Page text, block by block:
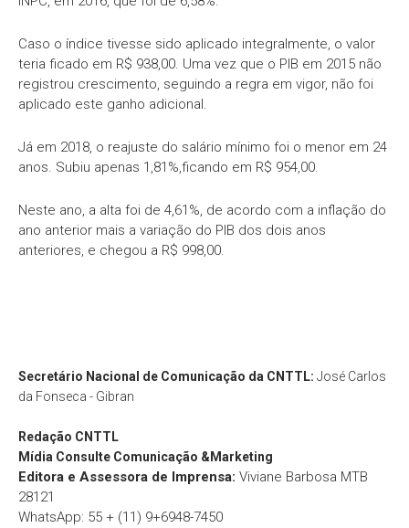
Caso o índice tivesse sido aplicado integralmente, o valor
teria ficado em R$ 938,00. Uma vez que o PIB em 2015 não
registrou crescimento, seguindo a regra em vigor, não foi
aplicado este ganho adicional.
Já em 2018, o reajuste do salário mínimo foi o menor em 24
anos. Subiu apenas 1,81%,ficando em R$ 954,00.
Neste ano, a alta foi de 4,61%, de acordo com a inflação do
ano anterior mais a variação do PIB dos dois anos
anteriores, e chegou a R$ 998,00.
Secretário Nacional de Comunicação da CNTTL: José Carlos
da Fonseca - Gibran
Redação CNTTL
Mídia Consulte Comunicação &Marketing
Editora e Assessora de Imprensa: Viviane Barbosa MTB
28121
WhatsApp: 55 + (11) 9+6948-7450